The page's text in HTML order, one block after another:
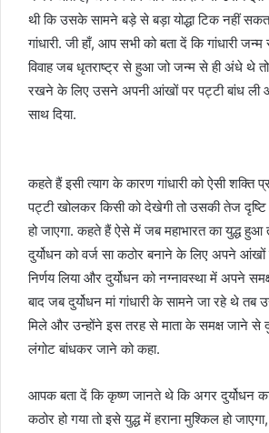
थी कि उसके सामने बड़े से बड़ा योद्धा टिक नहीं
गांधारी. जी हाँ, आप सभी को बता दें कि गांधारी
विवाह जब धृतराष्ट्र से हुआ जो जन्म से ही अंधे थे
रखने के लिए उसने अपनी आंखों पर पट्टी बांध ली
साथ दिया.
कहते हैं इसी त्याग के कारण गांधारी को ऐसी शक्ति
पट्टी खोलकर किसी को देखेगी तो उसकी तेज दृष्टि
हो जाएगा. कहते हैं ऐसे में जब महाभारत का युद्ध हुआ
दुर्योधन को वर्ज सा कठोर बनाने के लिए अपने
निर्णय लिया और दुर्योधन को नग्नावस्था में अपने
बाद जब दुर्योधन मां गांधारी के सामने जा रहे थे तब
मिले और उन्होंने इस तरह से माता के समक्ष जाने से
लंगोट बांधकर जाने को कहा.
आपक बता दें कि कृष्ण जानते थे कि अगर दुर्योधन का
कठोर हो गया तो इसे युद्ध में हराना मुश्किल हो